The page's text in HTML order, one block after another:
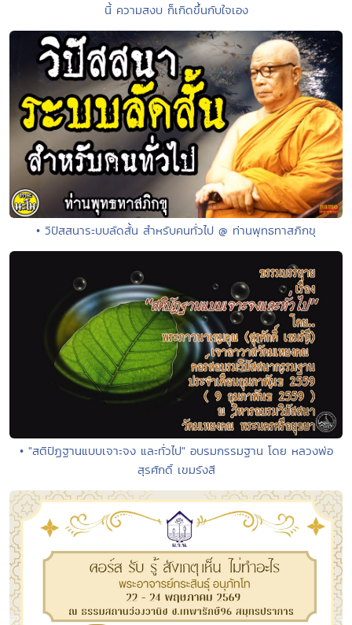
นี้ ความสงบ ก็เกิดขึ้นกับใจเอง
• วิปัสสนาระบบลัดสั้น สำหรับคนทั่วไป @ ท่านพุทธทาสภิกขุ
• "สติปัฏฐานแบบเจาะจง และทั่วไป" อบรมกรรมฐาน โดย หลวงพ่อ
สุรศักดิ์ เขมรังสี